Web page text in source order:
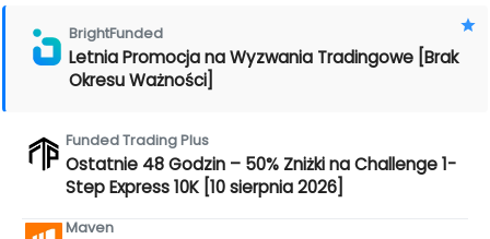
BrightFunded
Letnia Promocja na Wyzwania Tradingowe [Brak
Okresu Ważności]
Funded Trading Plus
Ostatnie 48 Godzin – 50% Zniżki na Challenge 1-
Step Express 10K [10 sierpnia 2026]
Maven